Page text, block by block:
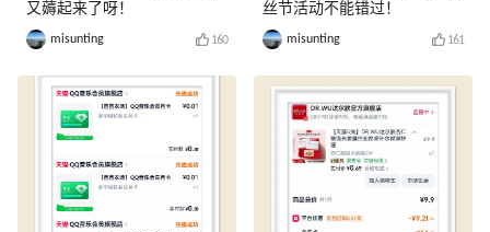
又薅起来了呀！
misunting 160
丝节活动不能错过！
misunting 161